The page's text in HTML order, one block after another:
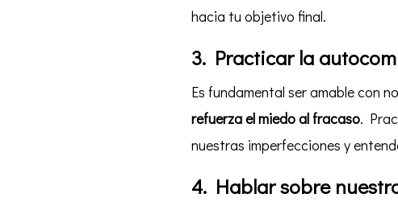
hacia tu objetivo final.
3. Practicar la
Es fundamental ser amable con
refuerza el miedo al fracaso.
nuestras imperfecciones y
4. Hablar sobre